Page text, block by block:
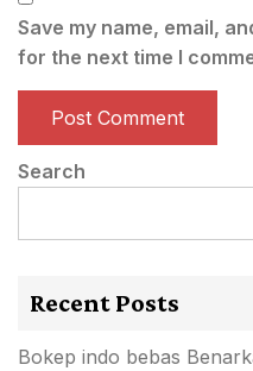
Save my name, email,
for the next time I
Search
Recent Posts
Bokep indo bebas